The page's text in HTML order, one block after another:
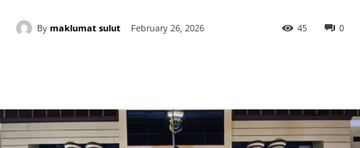
By maklumat sulut February 26, 2026 0
45